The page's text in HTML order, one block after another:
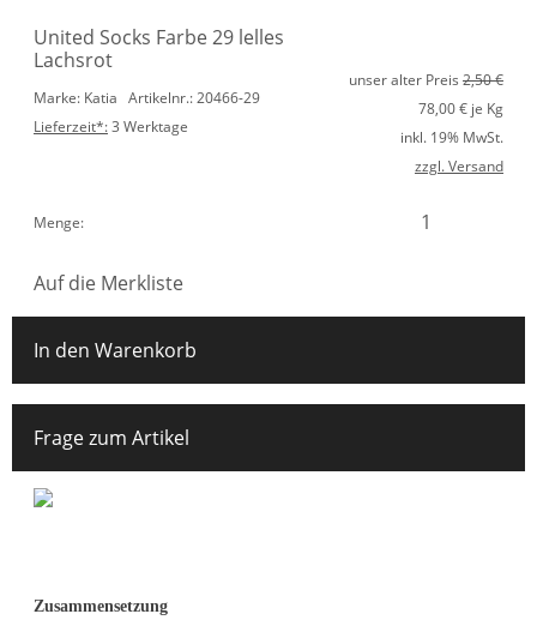
United Socks Farbe 29 lelles
Lachsrot
Marke: Katia Artikelnr.: 20466-29
Lieferzeit*:3 Werktage
unser alter Preis 2,50 €
78,00€ je Kg
inkl. 19% MwSt.
zzgl. Versand
Menge:
Auf die Merkliste
In den Warenkorb
Frage zum Artikel
Zusammensetzung